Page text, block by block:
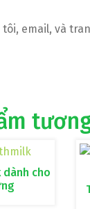
tôi, email, và
cho